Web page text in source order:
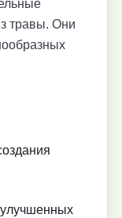
травы. Они